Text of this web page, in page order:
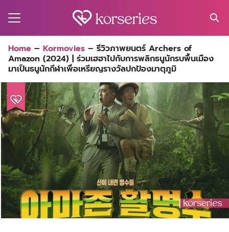
for:
Home – Kormovies –รีวิวภาพยนตร์ Archers of
Amazon (2024) | ร่วมเฮฮาไปกับการพลิกธนูนักรบพื้นเมือง
มาเป็นธนูนักกีฬาเพื่อเหรียญรางวัลปกป้องมาตุภูมิ